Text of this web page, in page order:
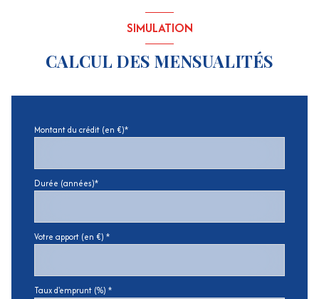
SIMULATION
CALCUL DES MENSUALITÉS
Montant du crédit (en €)*
Durée (années)*
Votre apport (en €) *
Taux d'emprunt (%) *